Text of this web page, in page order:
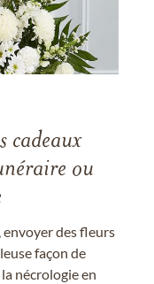
cadeaux
ou
envoyer des fleurs
façon de
nécrologie en